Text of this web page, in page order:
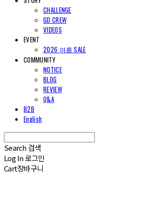
CHALLENGE
GD CREW
VIDEOS
EVENT
2026 여름 SALE
COMMUNITY
NOTICE
BLOG
REVIEW
Q&A
B2B
English
Search 검색
Log In로그인
Cart장바구니